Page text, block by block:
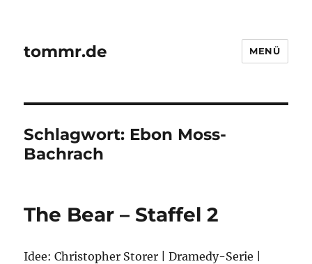
tommr.de MENÜ
Schlagwort: Ebon Moss-
Bachrach
The Bear – Staffel 2
Idee: Christopher Storer | Dramedy-Serie |